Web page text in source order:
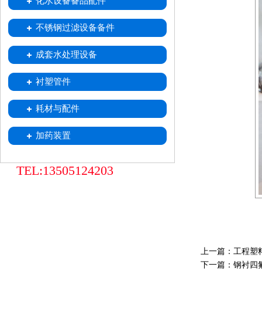
喷射器
不锈钢移动式树脂小车
树脂捕捉器
酸雾吸收器
不锈钢过滤设备备件
中排装置
不锈钢滤水帽
不锈钢滤元
成套水处理设备
衬塑管件
耗材与配件
加药装置
TEL:13505124203
上一篇： 工程塑
下一篇： 钢衬四